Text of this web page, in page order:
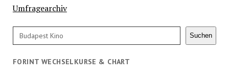
Umfragearchiv
Suchen Suchen
FORINT WECHSELKURSE & CHART